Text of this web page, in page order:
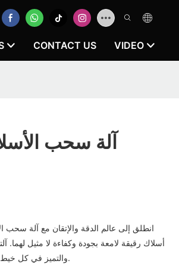
CONTACT US VIDEO
آلة سحب
انطلق إلى عالم الدقة والإتقان مع آلة سحب
أسلاك رقيقة لامعة بجودة وكفاءة لا مثيل
والتميز في كل خيط تنتجه. ارتقِ بمهاراتك الحرفية مع آلة سحب الأسلاك اليوم.